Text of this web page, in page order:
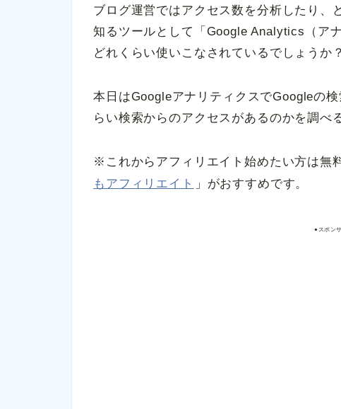
ブログ運営ではアクセス数を分析したり、
知るツールとして「Google Analytics（ア
どれくらい使いこなされているでしょうか？
本日はGoogleアナリティクスでGoogleの
らい検索からのアクセスがあるのかを調べ
※これからアフィリエイト始めたい方は無
もアフィリエイト
」がおすすめです。
●スポン